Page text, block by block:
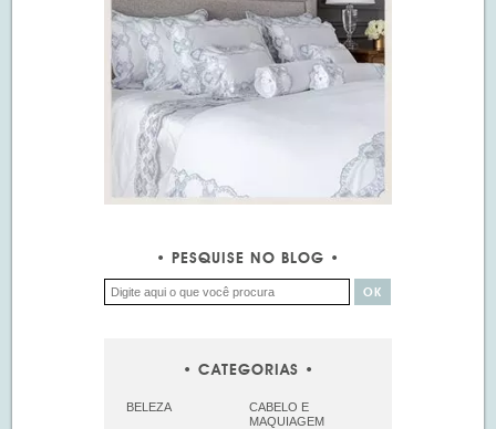
PESQUISE NO BLOG
CATEGORIAS
BELEZA
CABELO E
MAQUIAGEM